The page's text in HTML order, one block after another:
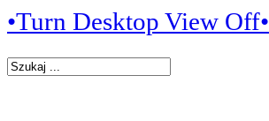
•Turn Desktop View Off•